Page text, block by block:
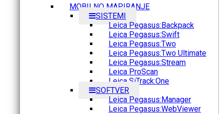
MOBILNO MAPIRANJE
SISTEMI
Leica Pegasus:Backpack
Leica Pegasus:Swift
Leica Pegasus:Two
Leica Pegasus:Two Ultimate
Leica Pegasus:Stream
Leica ProScan
Leica SiTrack:One
SOFTVER
Leica Pegasus:Manager
Leica Pegasus:WebViewer